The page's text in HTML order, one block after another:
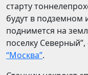
старту
будут в
поднимется на
поселку Северный”,
“Москва”.